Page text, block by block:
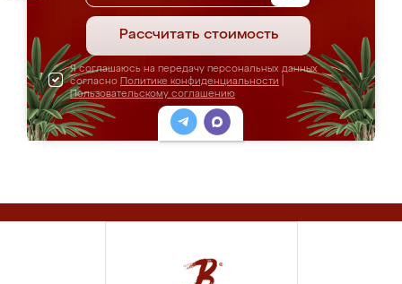
Рассчитать стоимость
Я соглашаюсь на передачу персональных данных
согласно Политике конфиденциальности
Пользовательскому соглашению